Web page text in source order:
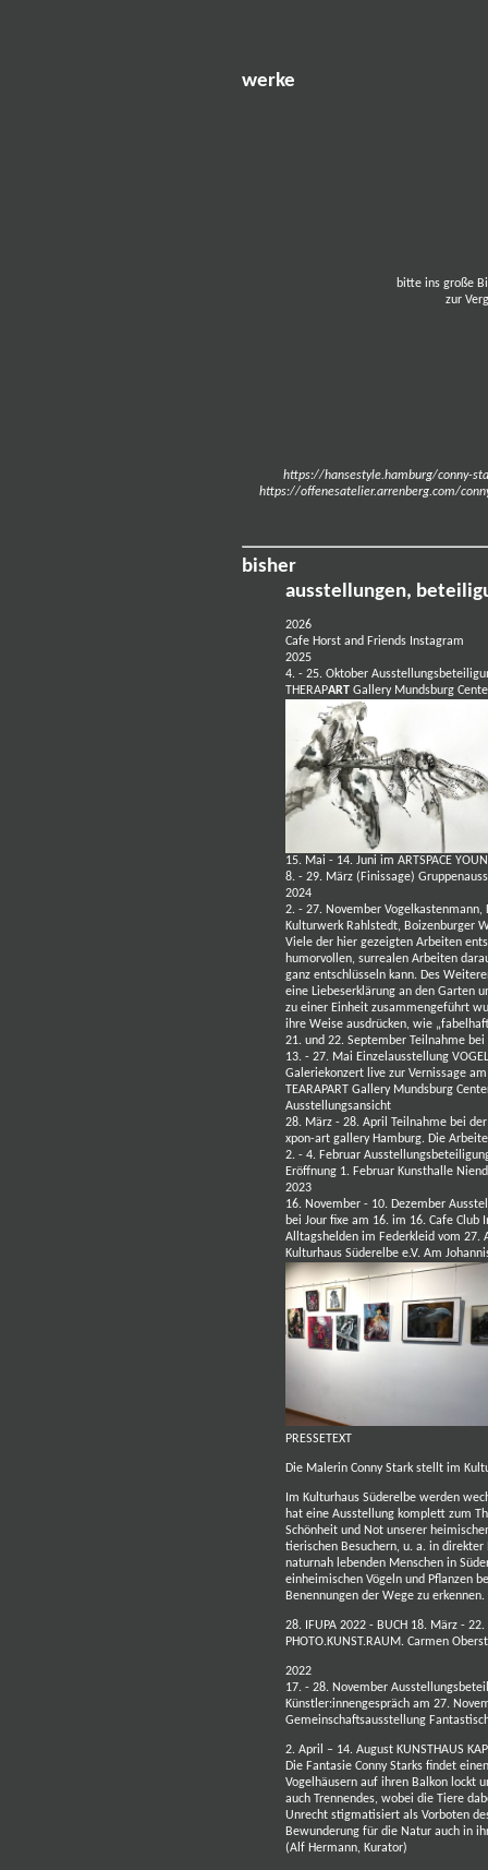
werke
bitte ins große
zur
https://hansestyle.hamburg/conny-
https://offenesatelier.arrenberg.com/
bisher
ausstellungen,
2026
Cafe Horst and Friends Instagram
2025
4. - 25. Oktober
THERAPART Gallery Mundsburg
15. Mai - 14. Juni im ARTSPACE
8. - 29. März (Finissage)
2024
2. - 27. November
Kulturwerk Rahlstedt, Boizenburger
Viele der hier gezeigten Arbeiten
humorvollen, surrealen Arbeiten
ganz entschlüsseln kann. Des
eine Liebeserklärung an den Garten
zu einer Einheit zusammengeführt
ihre Weise ausdrücken, wie
21. und 22. September Teilnahme
13. - 27. Mai Einzelausstellung
Galeriekonzert live zur Vernissage
TEARAPART GalleryMundsburg
Ausstellungsansicht
28. März - 28. April Teilnahme bei
xpon-art gallery Hamburg. Die
2. - 4. Februar
Eröffnung 1. Februar Kunsthalle
2023
16. November - 10. Dezember
bei Jour fixe am 16. im 16. Cafe Club
Alltagshelden im Federkleid vom 27.
Kulturhaus Süderelbe e.V. Am
PRESSETEXT
Die Malerin Conny Stark stellt im
Im Kulturhaus Süderelbe werden
hat eine Ausstellung komplett zum
Schönheit und Not unserer
tierischen Besuchern, u. a. in
naturnah lebenden Menschen in
einheimischen Vögeln und Pflanzen
Benennungen der Wege zu erkennen.
28. IFUPA 2022 - BUCH 18. März -
PHOTO.KUNST.RAUM. Carmen
2022
17. - 28. November
Künstler:innengespräch am 27.
Gemeinschaftsausstellung
2. April – 14. August KUNSTHAUS
Die Fantasie Conny Starks findet
Vogelhäusern auf ihren Balkon lockt
auch Trennendes, wobei die Tiere
Unrecht stigmatisiert als Vorboten
Bewunderung für die Natur auch in
(Alf Hermann, Kurator)